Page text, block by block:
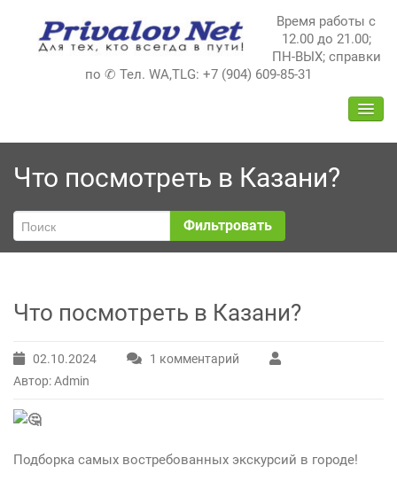
содержимому
Время работы с
12.00 до 21.00;
ПН-ВЫХ; справки
по ✆ Тел. WA,TLG: +7 (904) 609-85-31
Что посмотреть в Казани?
Фильтровать
Что посмотреть в Казани?
02.10.2024 1 комментарий
Автор: Admin
Подборка самых востребованных экскурсий в городе!